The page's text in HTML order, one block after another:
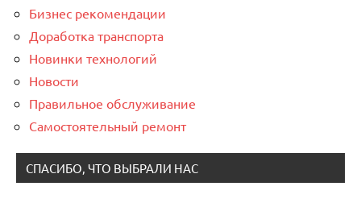
Бизнес рекомендации
Доработка транспорта
Новинки технологий
Новости
Правильное обслуживание
Самостоятельный ремонт
СПАСИБО, ЧТО ВЫБРАЛИ НАС